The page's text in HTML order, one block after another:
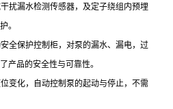
扰漏水检测传感器，及定子绕组内预埋
。
全保护控制柜，对泵的漏水、漏电，过
产品的安全性与可靠性。
变化，自动控制泵的起动与停止，不需